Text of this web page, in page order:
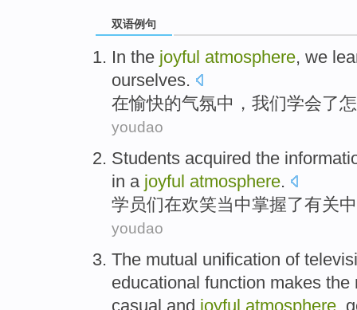
双语例句
In the joyful atmosphere, we
ourselves.
在愉快的气氛中 ， 我们学会了
youdao
Students acquired the
in a joyful atmosphere.
学员们在欢笑当中掌握了有关
youdao
The mutual unification of
educational function makes the
casual and joyful atmosphere,